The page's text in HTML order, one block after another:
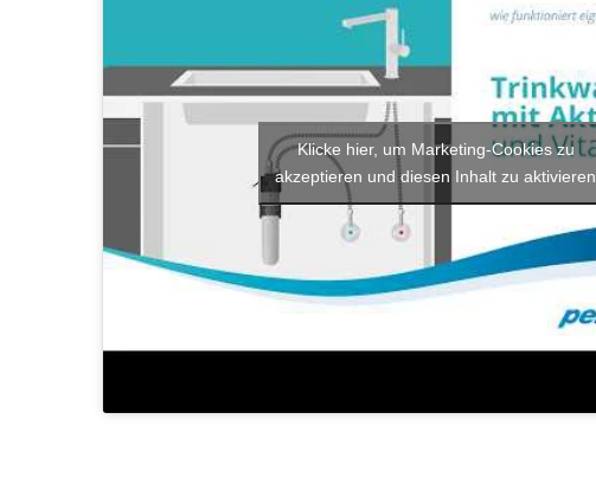
Klicke hier, um Marketing-Cookies zu
akzeptieren und diesen Inhalt zu aktivieren